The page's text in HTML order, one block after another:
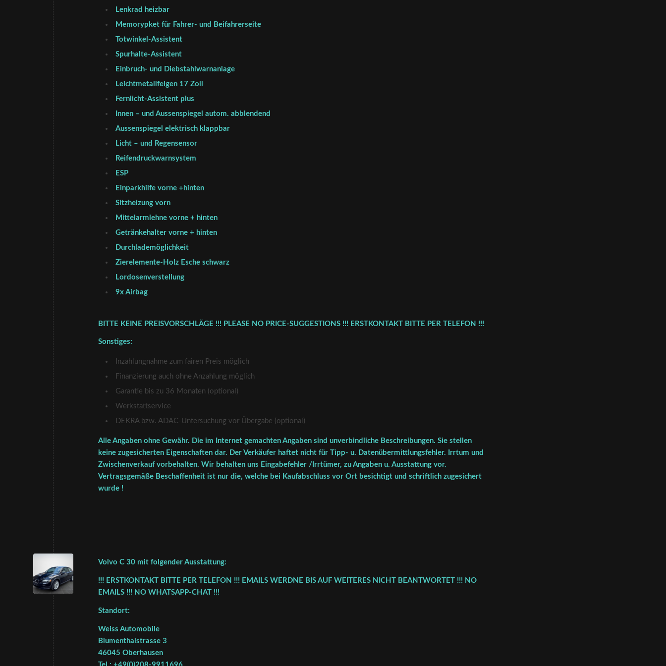
Lenkrad heizbar
Memorypket für Fahrer- und Beifahrerseite
Totwinkel-Assistent
Spurhalte-Assistent
Einbruch- und Diebstahlwarnanlage
Leichtmetallfelgen 17 Zoll
Fernlicht-Assistent plus
Innen – und Aussenspiegel autom. abblendend
Aussenspiegel elektrisch klappbar
Licht – und Regensensor
Reifendruckwarnsystem
ESP
Einparkhilfe vorne +hinten
Sitzheizung vorn
Mittelarmlehne vorne + hinten
Getränkehalter vorne + hinten
Durchlademöglichkeit
Zierelemente-Holz Esche schwarz
Lordosenverstellung
9x Airbag
BITTE KEINE PREISVORSCHLÄGE !!! PLEASE NO PRICE-SUGGESTIONS !!! ERSTKONTAKT BITTE PER TELEFON !!!
Sonstiges:
Inzahlungnahme zum fairen Preis möglich
Finanzierung auch ohne Anzahlung möglich
Garantie bis zu 36 Monaten (optional)
Werkstattservice
DEKRA bzw. ADAC-Untersuchung vor Übergabe (optional)
Alle Angaben ohne Gewähr. Die im Internet gemachten Angaben sind unverbindliche Beschreibungen. Sie stellen
keine zugesicherten Eigenschaften dar. Der Verkäufer haftet nicht für Tipp- u. Datenübermittlungsfehler. Irrtum und
Zwischenverkauf vorbehalten. Wir behalten uns Eingabefehler /Irrtümer, zu Angaben u. Ausstattung vor.
Vertragsgemäße Beschaffenheit ist nur die, welche bei Kaufabschluss vor Ort besichtigt und schriftlich zugesichert
wurde !
Volvo C 30 mit folgender Ausstattung:
!!! ERSTKONTAKT BITTE PER TELEFON !!! EMAILS WERDNE BIS AUF WEITERES NICHT BEANTWORTET !!! NO
EMAILS !!! NO WHATSAPP-CHAT !!!
Standort:
Weiss Automobile
Blumenthalstrasse 3
46045 Oberhausen
Tel.: +49(0)208-9911696